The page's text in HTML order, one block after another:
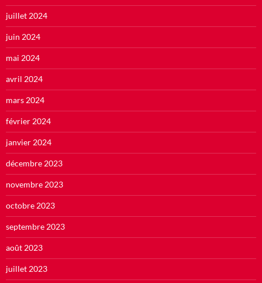
juillet 2024
juin 2024
mai 2024
avril 2024
mars 2024
février 2024
janvier 2024
décembre 2023
novembre 2023
octobre 2023
septembre 2023
août 2023
juillet 2023